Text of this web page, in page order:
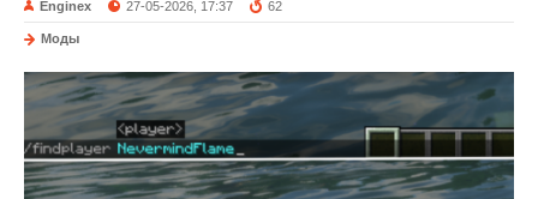
Enginex 27-05-2026, 17:37 62
Моды